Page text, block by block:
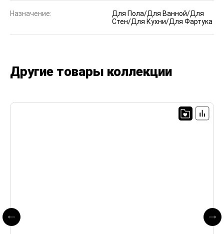
Назначение:
Для Пола/Для Ванной/Для
Стен/Для Кухни/Для Фартука
Другие товары коллекции